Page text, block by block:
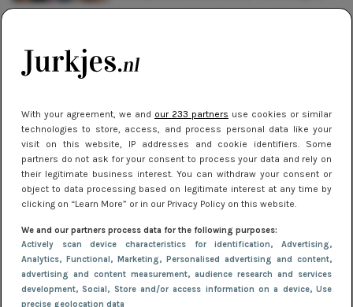
With your agreement, we and our 233 partners use cookies or similar
technologies to store, access, and process personal data like your
visit on this website, IP addresses and cookie identifiers. Some
partners do not ask for your consent to process your data and rely on
their legitimate business interest. You can withdraw your consent or
object to data processing based on legitimate interest at any time by
clicking on “Learn More” or in our Privacy Policy on this website.
We and our partners process data for the following purposes:
Actively scan device characteristics for identification, Advertising,
Analytics, Functional, Marketing, Personalised advertising and content,
advertising and content measurement, audience research and services
development, Social, Store and/or access information on a device, Use
precise geolocation data
Hoe herenjassen door de jaren heen
zijn geëvolueerd volgens de laatste
NIEUWS
Gladde benen onder je jurk: ontharen
op jouw manier